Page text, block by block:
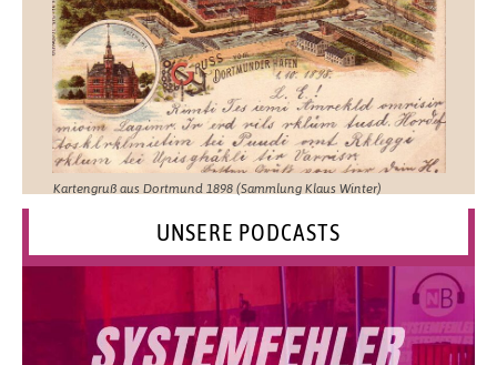
Kartengruß aus Dortmund 1898 (Sammlung Klaus Winter)
UNSERE PODCASTS